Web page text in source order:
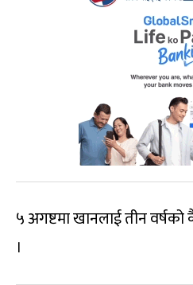
५ अगष्टमा खानलाई तीन
।